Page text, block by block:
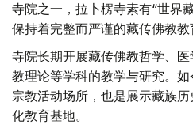
寺院之一，拉卜楞寺素有“世界
保持着完整而严谨的藏传佛教教
寺院长期开展藏传佛教哲学、
教理论等学科的教学与研究。
宗教活动场所，也是展示藏族
化教育基地。